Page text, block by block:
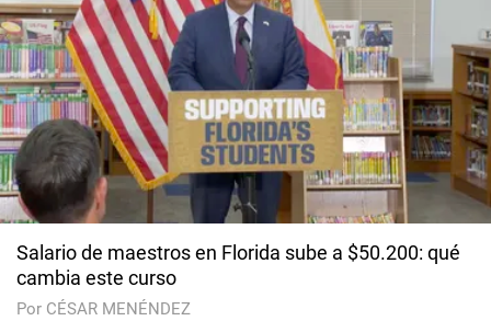
Salario de maestros en Florida sube a $50.200: qué
cambia este curso
Por CÉSAR MENÉNDEZ